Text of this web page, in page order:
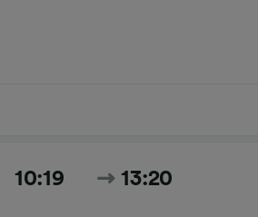
10:19 13:20